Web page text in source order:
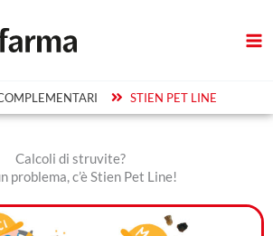
STIEN PET LINE
Calcoli di struvite?
problema, c’è Stien Pet Line!